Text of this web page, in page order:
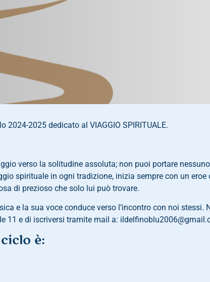
2025 dedicato al VIAGGIO SPIRITUALE.
verso la solitudine assoluta; non puoi portare
spirituale in ogni tradizione, inizia sempre con un
di prezioso che solo lui può trovare.
e la sua voce conduce verso l’incontro con noi
11 e di iscriversi tramite mail a:
è: